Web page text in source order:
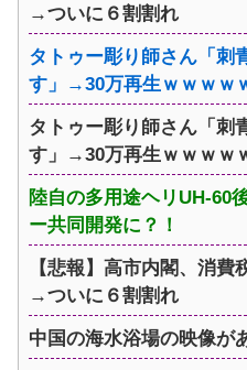
→ついに６割割れ
タトゥー彫り師さん「刺
す」→30万再生ｗｗｗｗ
タトゥー彫り師さん「刺
す」→30万再生ｗｗｗｗ
陸自の多用途ヘリUH-60
ー共同開発に？！
【悲報】高市内閣、消
→ついに６割割れ
中国の海水浴場の映像が